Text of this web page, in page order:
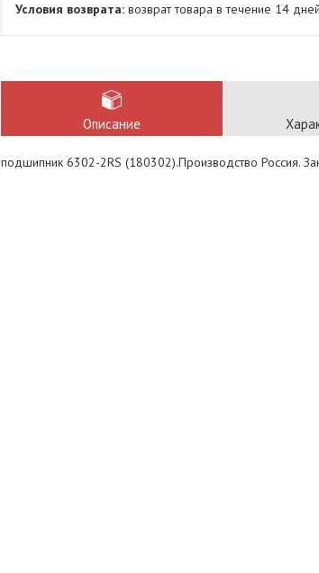
возврат товара в течение 14 дней
Описание
подшипник 6302-2RS (180302).Производство Россия.